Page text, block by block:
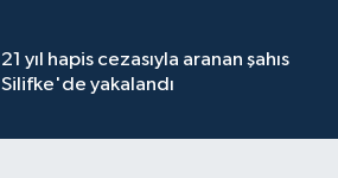
21 yıl hapis cezasıyla aranan şahıs
Silifke'de yakalandı